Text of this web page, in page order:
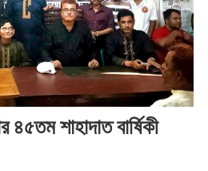
৪৫তম শাহাদাত বার্ষিকী